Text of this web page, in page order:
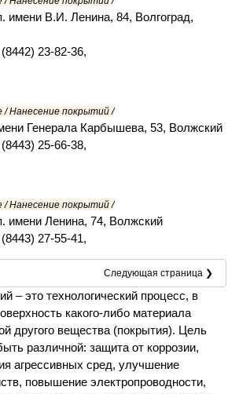
имени В.И. Ленина, 84, Волгоград,
23-82-36,
/ Нанесение покрытий /
Генерала Карбышева, 53, Волжский
25-66-38,
/ Нанесение покрытий /
имени Ленина, 74, Волжский
27-55-41,
Следующая страница ❯
– это технологический процесс, в
какого-либо материала
другого вещества (покрытия). Цель
различной: защита от коррозии,
агрессивных сред, улучшение
повышение электропроводности,